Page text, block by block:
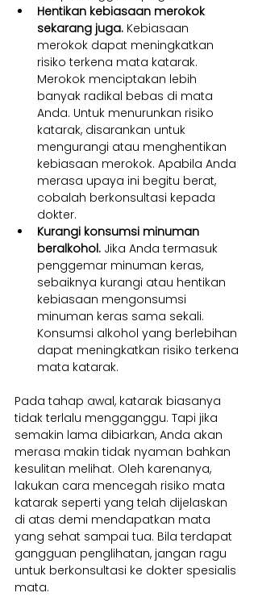
Hentikan kebiasaan merokok
sekarang juga. Kebiasaan
merokok dapat meningkatkan
risiko terkena mata katarak.
Merokok menciptakan lebih
banyak radikal bebas di mata
Anda. Untuk menurunkan risiko
katarak, disarankan untuk
mengurangi atau menghentikan
kebiasaan merokok. Apabila Anda
merasa upaya ini begitu berat,
cobalah berkonsultasi kepada
dokter.
Kurangi konsumsi minuman
beralkohol. Jika Anda termasuk
penggemar minuman keras,
sebaiknya kurangi atau hentikan
kebiasaan mengonsumsi
minuman keras sama sekali.
Konsumsi alkohol yang berlebihan
dapat meningkatkan risiko terkena
mata katarak.
Pada tahap awal, katarak biasanya
tidak terlalu mengganggu. Tapi jika
semakin lama dibiarkan, Anda akan
merasa makin tidak nyaman bahkan
kesulitan melihat. Oleh karenanya,
lakukan cara mencegah risiko mata
katarak seperti yang telah dijelaskan
di atas demi mendapatkan mata
yang sehat sampai tua. Bila terdapat
gangguan penglihatan, jangan ragu
untuk berkonsultasi ke dokter spesialis
mata.